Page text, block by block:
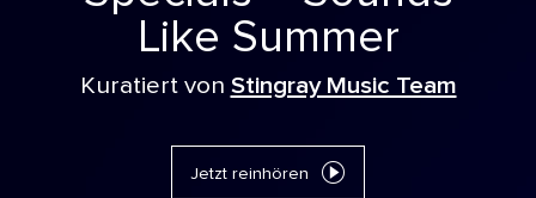
Like Summer
Kuratiert von Stingray Music Team
Jetzt reinhören